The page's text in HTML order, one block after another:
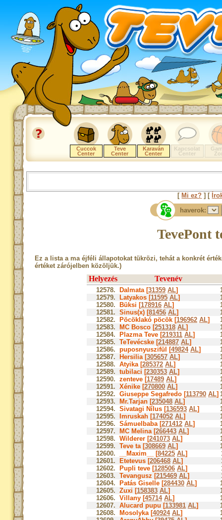
Cuccok
Center
Teve
Center
Karaván
Center
Kapcsolat
Center
[ Mi ez? ] [
haverok:
TevePont
Ez a lista a ma éjféli állapotokat tükrözi, tehát a konkrét
értéket zárójelben közöljük.)
Helyezés Tevenév
12578. Dalmata [31359 AL]
12579.
Latyakos [11595 AL]
12580.
Büksi [178916 AL]
12581. Sinus(x) [81456 AL]
12582.
Pöcöklakó pöcök [196962 AL]
12583.
MC Bosco [251318 AL]
12584.
Plazma Teve [219311 AL]
12585. TeTevécske [214887 AL]
12586. puposnyuszifül [49824 AL]
12587.
Hersilia [305657 AL]
12588. Atyika [285372 AL]
12589. tubilaci [230353 AL]
12590. zenteve [17489 AL]
12591. Xénike [270800 AL]
12592. Giuseppe Segafredo [113790 AL]
12593.
Mr.Tarjan [235048 AL]
12594. Sivatagi Nílus [136593 AL]
12595.
Imruskah [174052 AL]
12596. Sámuelbaba [271412 AL]
12597.
MC Melina [266443 AL]
12598. Wilderer [241073 AL]
12599. Teve ta [308669 AL]
12600.
__Maxim__ [84225 AL]
12601.
Etetevus [206468 AL]
12602.
Pupli teve [128506 AL]
12603. Tevangusz [215469 AL]
12604.
Patás Giselle [284430 AL]
12605. Zuxi [158383 AL]
12606. Villany [45714 AL]
12607. Alucard pupu [133981 AL]
12608.
Mosolyka [40924 AL]